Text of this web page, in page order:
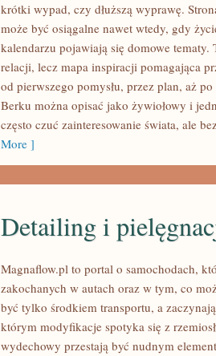
krótki wypad, czy dłuższą wyprawę.
może być osiągalne nawet wtedy, gdy
kalendarzu pojawiają się domowe tematy.
relacji, lecz mapa inspiracji pomagająca
od pierwszego pomysłu, przez plan, aż
Berku można opisać jako żywiołowy i
często czuć zainteresowanie świata, ale
More ]
Detailing i
Magnaflow.pl to portal o samochodach,
zakochanych w autach oraz w tym, co
być tylko środkiem transportu, a
którym modyfikacje spotyka się z
wydechowy przestają być nudnym